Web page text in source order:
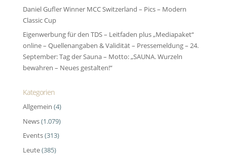
Daniel Gufler Winner MCC Switzerland – Pics – Modern
Classic Cup
Eigenwerbung für den TDS – Leitfaden plus „Mediapaket“
online – Quellenangaben & Validität – Pressemeldung – 24.
September: Tag der Sauna – Motto: „SAUNA. Wurzeln
bewahren – Neues gestalten!“
Kategorien
Allgemein (4)
News(1.079)
Events(313)
Leute(385)